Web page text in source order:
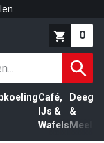
0
Café,
IJs &
Wafels
Deeg
&
Meel